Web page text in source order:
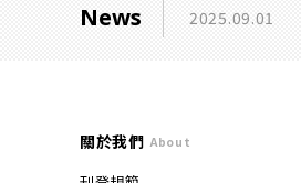
News 2025.09.01
關於我們 About